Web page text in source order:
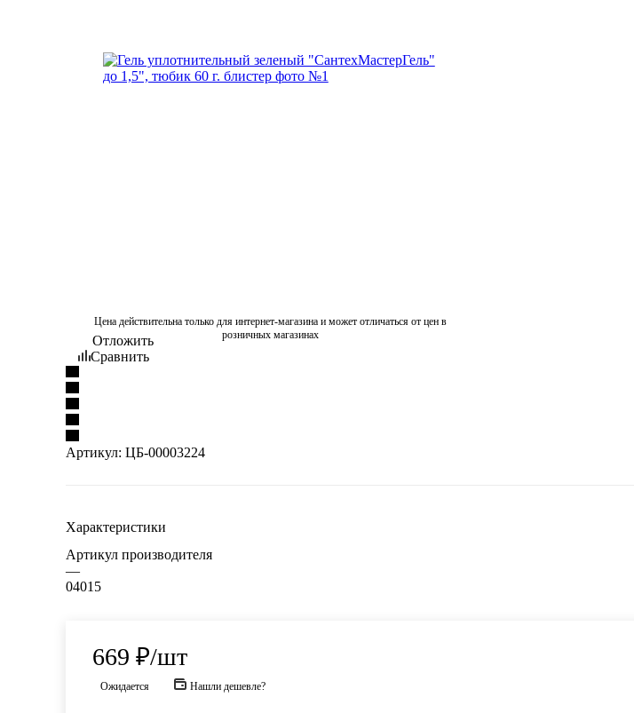
Цена действительна только для интернет-магазина и может отличаться от цен в
розничных магазинах
Отложить
Сравнить
Артикул: ЦБ-00003224
Характеристики
Артикул производителя
—
04015
669 ₽/шт
Ожидается Нашли дешевле?